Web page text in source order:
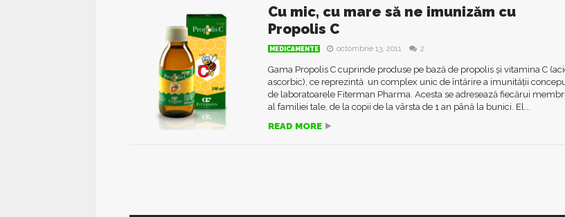
Cu mic, cu mare să ne imunizăm cu
Propolis C
MEDICAMENTE octombrie 13, 2011 2
Gama Propolis C cuprinde produse pe bază de propolis și vitamina C
ascorbic), ce reprezintă un complex unic de întărire a imunității
de laboratoarele Fiterman Pharma. Acesta se adresează fiecărui
al familiei tale, de la copii de la vârsta de 1 an până la bunici. El...
READ MORE